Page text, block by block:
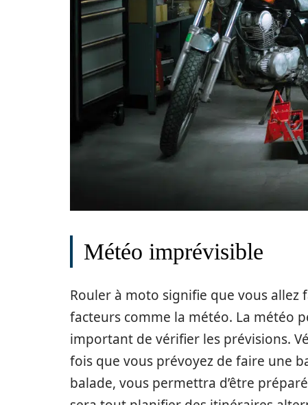
Météo imprévisible
Rouler à moto signifie que vous allez
facteurs comme la météo. La météo
important de vérifier les prévisions.
fois que vous prévoyez de faire une
balade, vous permettra d’être